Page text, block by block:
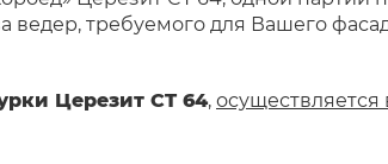
ведер, требуемого для Вашего
Церезит CT 64, осуществляется